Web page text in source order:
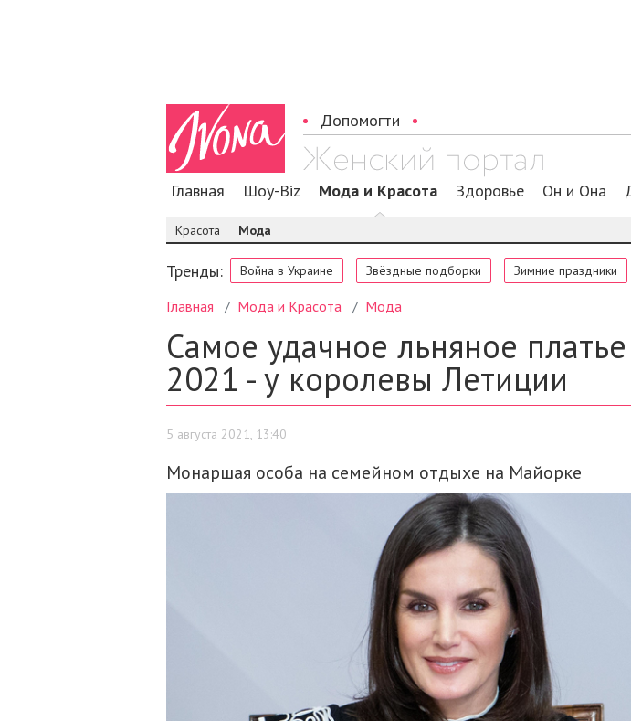
Допомогти
Главная Шоу-Biz Мода и Красота Здоровье Он и Она
Красота Мода
Тренды: Война в Украине Звёздные подборки Зимние праздники
Главная Мода и Красота Мода
Самое удачное льняное
2021 - у королевы Летиции
5 августа 2021, 13:40
Монаршая особа на семейном отдыхе на Майорке